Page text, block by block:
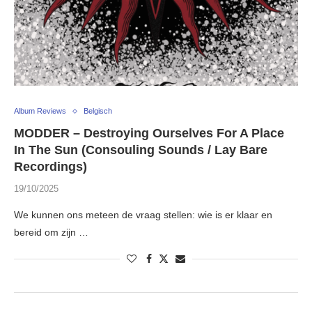
Album Reviews Belgisch
MODDER – Destroying Ourselves For A Place
In The Sun (Consouling Sounds / Lay Bare
Recordings)
19/10/2025
We kunnen ons meteen de vraag stellen: wie is er klaar en
bereid om zijn …